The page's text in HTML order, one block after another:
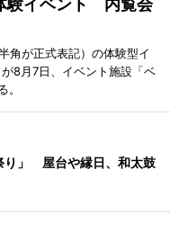
験イベント 内覧会
角が正式表記）の体験型イ
8月7日、イベント施設「ベ
り」 屋台や縁日、和太鼓